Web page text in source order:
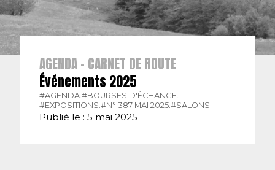
AGENDA - CARNET DE ROUTE
Événements 2025
#AGENDA. #BOURSES D'ÉCHANGE.
#EXPOSITIONS. #N° 387 MAI 2025. #SALONS.
Publié le : 5 mai 2025